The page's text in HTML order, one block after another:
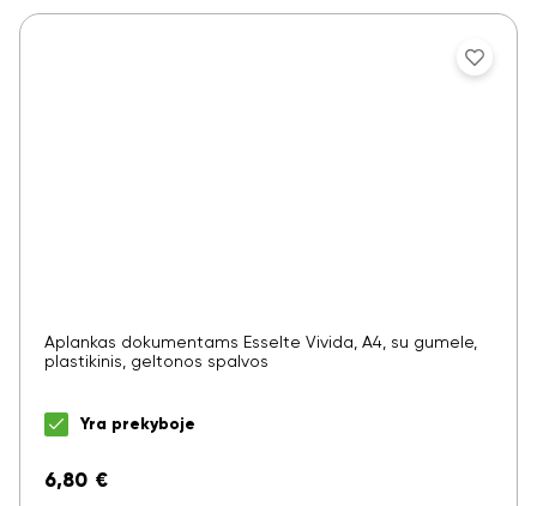
Aplankas dokumentams Esselte Vivida, A4, su gumele,
plastikinis, geltonos spalvos
Yra prekyboje
6,80 €